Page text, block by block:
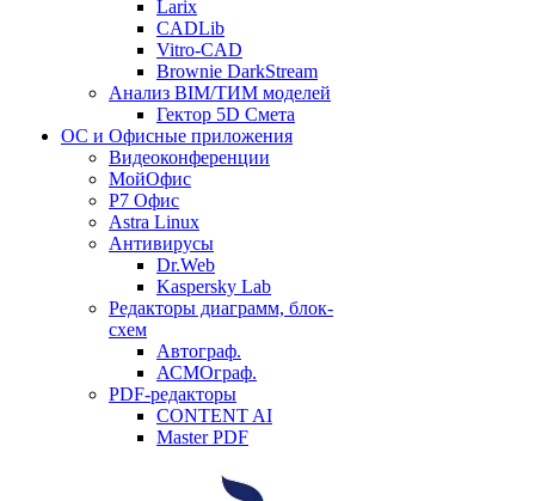
Larix
CADLib
Vitro-CAD
Brownie DarkStream
Анализ BIM/ТИМ моделей
Гектор 5D Смета
ОС и Офисные приложения
Видеоконференции
МойОфис
P7 Офис
Astra Linux
Антивирусы
Dr.Web
Kaspersky Lab
Редакторы диаграмм, блок-
схем
Автограф.
АСМОграф.
PDF-редакторы
CONTENT AI
Master PDF